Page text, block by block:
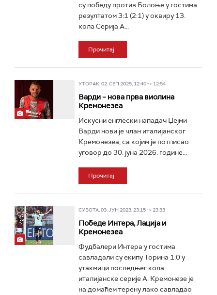
су победу против Болоње у гостима
резултатом 3:1 (2:1) у оквиру 13.
кола Серија А...
Прочитај
УТОРАК, 02. СЕП 2025, 12:40 -> 12:54
Варди – нова прва виолина
Кремонезеа
Искусни енглески нападач Џејми
Варди нови је члан италијанског
Кремонезеа, са којим је потписао
уговор до 30. јуна 2026. године...
Прочитај
СУБОТА, 03. ЈУН 2023, 23:15 -> 23:33
Победе Интера, Лација и
Кремонезеа
Фудбалери Интера у гостима
савладали су екипу Торина 1:0 у
утакмици последњег кола
италијанске серије А. Кремонезе је
на домаћем терену лако савладао